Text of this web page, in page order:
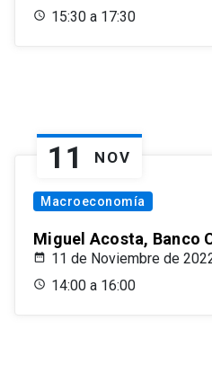
15:30 a 17:30
11 NOV
Macroeconomía
Miguel Acosta, Banco
11 de Noviembre de
14:00 a 16:00